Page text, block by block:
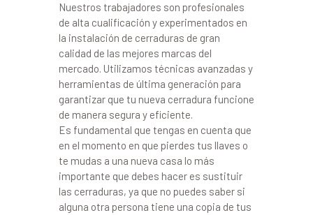
Nuestros trabajadores son profesionales
de alta cualificación y experimentados en
la instalación de cerraduras de gran
calidad de las mejores marcas del
mercado. Utilizamos técnicas avanzadas y
herramientas de última generación para
garantizar que tu nueva cerradura funcione
de manera segura y eficiente.
Es fundamental que tengas en cuenta que
en el momento en que pierdes tus llaves o
te mudas a una nueva casa lo más
importante que debes hacer es sustituir
las cerraduras, ya que no puedes saber si
alguna otra persona tiene una copia de tus